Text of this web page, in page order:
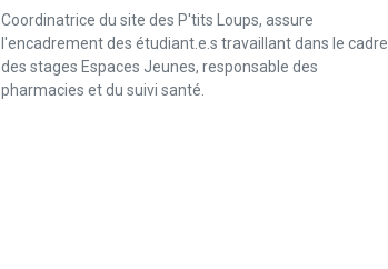
Coordinatrice du site des P'tits Loups, assure
l'encadrement des étudiant.e.s travaillant dans le cadre
des stages Espaces Jeunes, responsable des
pharmacies et du suivi santé.